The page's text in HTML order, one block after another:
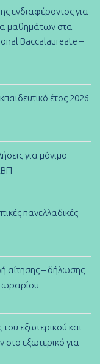
ενδιαφέροντος για
μαθημάτων στα
Baccalaureate –
έτος 2026
για μόνιμο
πανελλαδικές
αίτησης – δήλωσης
ωραρίου
του εξωτερικού και
εξωτερικό για